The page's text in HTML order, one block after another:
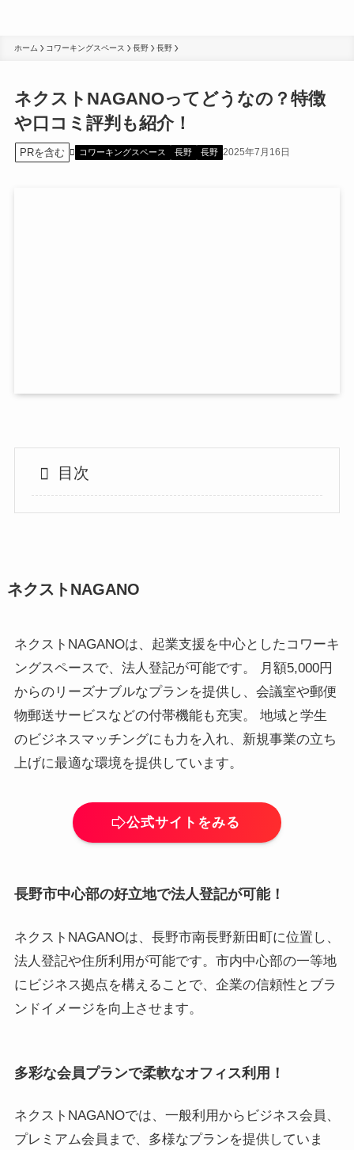
ホーム コワーキングスペース 長野 長野
ネクストNAGANOってどうなの？特徴
や口コミ評判も紹介！
PRを含む コワーキングスペース 長野 長野 2025年7月16日
目次
ネクストNAGANO
ネクストNAGANOは、起業支援を中心としたコワーキ
ングスペースで、法人登記が可能です。 月額5,000円
からのリーズナブルなプランを提供し、会議室や郵便
物郵送サービスなどの付帯機能も充実。 地域と学生
のビジネスマッチングにも力を入れ、新規事業の立ち
上げに最適な環境を提供しています。
公式サイトをみる
長野市中心部の好立地で法人登記が可能！
ネクストNAGANOは、長野市南長野新田町に位置し、
法人登記や住所利用が可能です。市内中心部の一等地
にビジネス拠点を構えることで、企業の信頼性とブラ
ンドイメージを向上させます。
多彩な会員プランで柔軟なオフィス利用！
ネクストNAGANOでは、一般利用からビジネス会員、
プレミアム会員まで、多様なプランを提供していま